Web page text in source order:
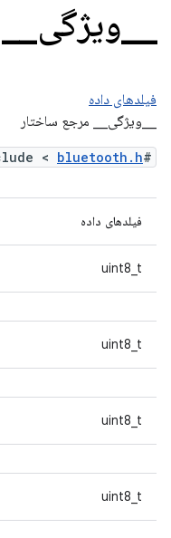
ویژگی
فیلدهای داده
__ویژگی__ مرجع ساختار
#include <
bluetooth.h
فیلدهای داده
uint8_t
uint8_t
uint8_t
uint8_t